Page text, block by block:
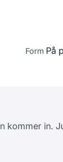
Form På
kommer in.